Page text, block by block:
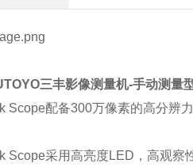
三丰影像测量机-手动测量
Scope配备300万像素的高分辨
Scope采用高亮度LED，高观察